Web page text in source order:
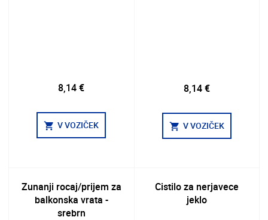
8,14 €
shopping_cart V VOZIČEK
8,14 €
shopping_cart V VOZIČEK
Zunanji rocaj/prijem za
balkonska vrata -
srebrn
Cistilo za nerjavece
jeklo